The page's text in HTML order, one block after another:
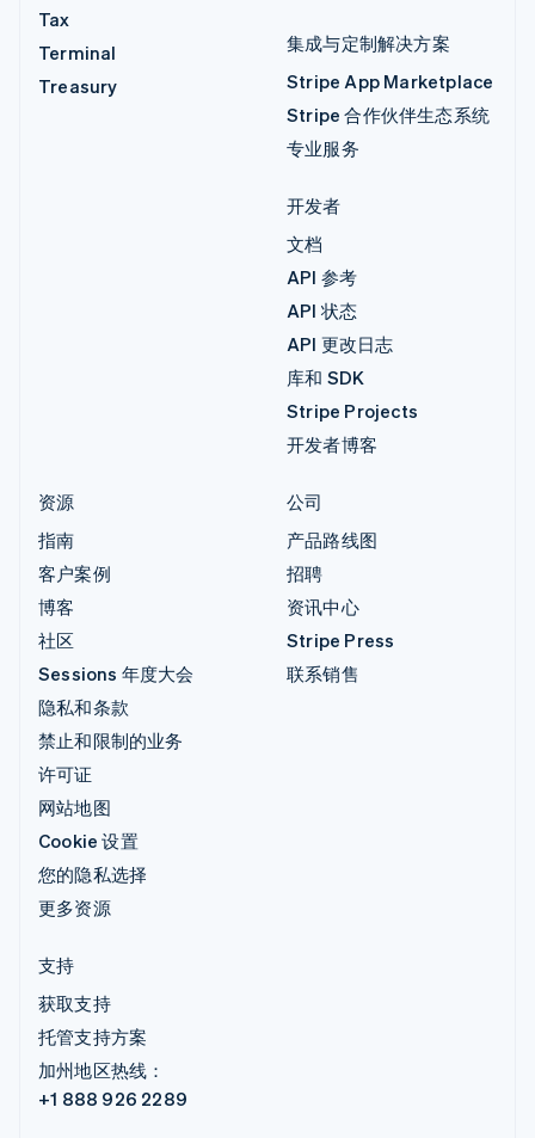
Tax
Terminal
Treasury
集成与定制解决方案
Stripe App Marketplace
Stripe 合作伙伴生态系统
专业服务
开发者
文档
API 参考
API 状态
API 更改日志
库和 SDK
Stripe Projects
开发者博客
资源
指南
客户案例
博客
社区
Sessions 年度大会
隐私和条款
禁止和限制的业务
许可证
网站地图
Cookie 设置
您的隐私选择
更多资源
公司
产品路线图
招聘
资讯中心
Stripe Press
联系销售
支持
获取支持
托管支持方案
加州地区热线：
+1 888 926 2289